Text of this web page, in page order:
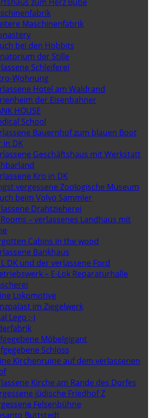
Maschinenfabrik
bei den Hobbits
der Stille
Schleiferei
Wohnung
Hotel am Waldrand
der Eisenbahner
HOUSE
School
Bauernhof zum blauen Boot
in DK
Geschäftshaus mit Werkstatt
Kro in DK
vergessene Zoologische Museum
beim Volvo Sammler
Drahtzieherei
– verlassenes Landhaus mit
Cabins in the wood
Bankhaus
DK und der verlassene Ford
– E-Lok Reparaturhalle
Lokomotive
im Ziegelwerk
Lego ;-)
Möbelgigant
Schloss
Kirchenruine auf dem verlassenen
Kirche am Rande des Dorfes
jüdische Friedhof Z
Felsenbühne
Buttstedt